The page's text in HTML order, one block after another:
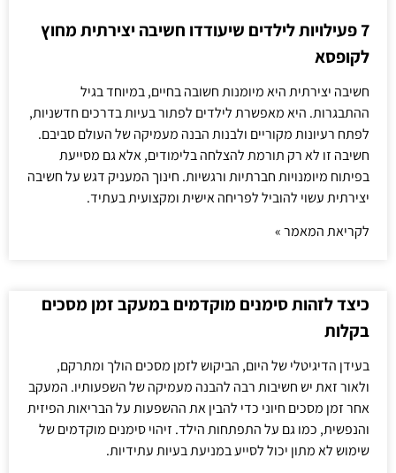
7 פעילויות לילדים שיעודדו חשיבה יצירתית מחוץ
לקופסא
חשיבה יצירתית היא מיומנות חשובה בחיים, במיוחד בגיל
ההתבגרות. היא מאפשרת לילדים לפתור בעיות בדרכים חדשניות,
לפתח רעיונות מקוריים ולבנות הבנה מעמיקה של העולם סביבם.
חשיבה זו לא רק תורמת להצלחה בלימודים, אלא גם מסייעת
בפיתוח מיומנויות חברתיות ורגשיות. חינוך המעניק דגש על חשיבה
יצירתית עשוי להוביל לפריחה אישית ומקצועית בעתיד.
לקריאת המאמר »
כיצד לזהות סימנים מוקדמים במעקב זמן מסכים
בקלות
בעידן הדיגיטלי של היום, הביקוש לזמן מסכים הולך ומתרקם,
ולאור זאת יש חשיבות רבה להבנה מעמיקה של השפעותיו. המעקב
אחר זמן מסכים חיוני כדי להבין את ההשפעות על הבריאות הפיזית
והנפשית, כמו גם על התפתחות הילד. זיהוי סימנים מוקדמים של
שימוש לא מתון יכול לסייע במניעת בעיות עתידיות.